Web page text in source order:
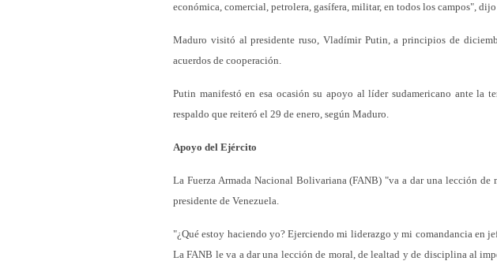
económica, comercial, petrolera, gasífera, militar, en todos los campos",
Maduro visitó al presidente ruso, Vladímir Putin, a principios de
acuerdos de cooperación.
Putin manifestó en esa ocasión su apoyo al líder sudamericano ante la
respaldo que reiteró el 29 de enero, según Maduro.
Apoyo del Ejército
La Fuerza Armada Nacional Bolivariana (FANB) "va a dar una lección
presidente de Venezuela.
"¿Qué estoy haciendo yo? Ejerciendo mi liderazgo y mi comandancia en
La FANB le va a dar una lección de moral, de lealtad y de disciplina al